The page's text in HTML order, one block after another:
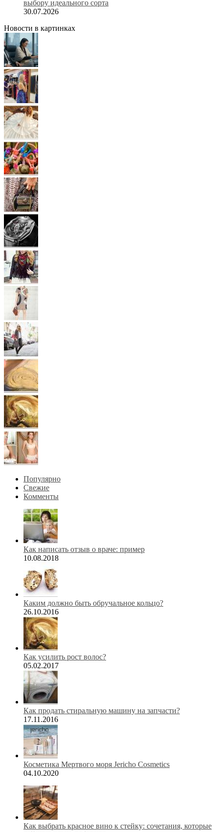
выбору идеального сорта
30.07.2026
Новости в картинках
Популярно
Свежие
Комменты
Как написать отзыв о враче: пример
10.08.2018
Каким должно быть обручальное кольцо?
26.10.2016
Как усилить рост волос?
05.02.2017
Как продать стиральную машину на запчасти?
17.11.2016
Косметика Мертвого моря Jericho Cosmetics
04.10.2020
Как выбрать красное вино к стейку: сочетания, которые